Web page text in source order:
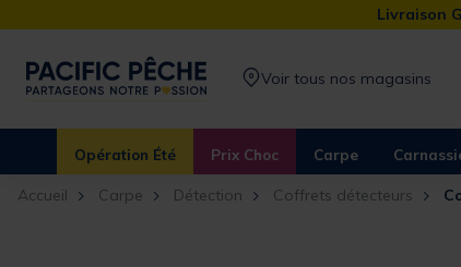
Livraison
Voir tous nos magasins
Opération Été Prix Choc Carpe
Accueil Carpe Détection Coffrets détecteurs